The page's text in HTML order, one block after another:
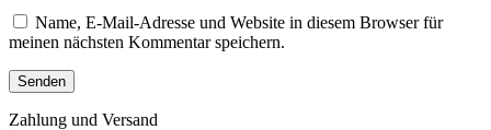
Name, E-Mail-Adresse und Website in diesem Browser für
meinen nächsten Kommentar speichern.
Zahlung und Versand